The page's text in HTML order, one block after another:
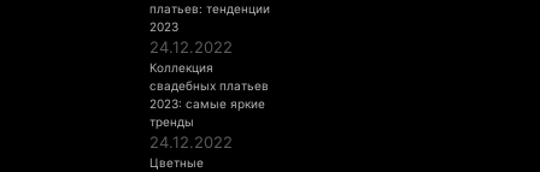
платьев: тенденции
2023
24.12.2022
Коллекция
свадебных платьев
2023: самые яркие
тренды
24.12.2022
Цветные